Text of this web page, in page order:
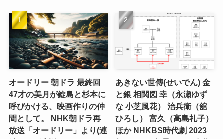
オードリー 朝ドラ 最終回
47才の美月が錠島と杉本に
呼びかける、映画作りの仲
間として。 NHK朝ドラ再
放送「オードリー」より(連
あきない世傳(せいでん) 金
と銀 相関図 幸（永瀬ゆず
な 小芝風花） 治兵衛（舘
ひろし） 富久（高島礼子）
ほか NHKBS時代劇 2023